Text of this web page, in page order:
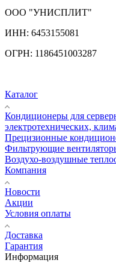
ООО "УНИСПЛИТ"
ИНН: 6453155081
ОГРН: 1186451003287
Каталог
Кондиционеры для
электротехнических,
Прецизионные
Фильтрующие
Воздухо-воздушные
Компания
Новости
Акции
Условия оплаты
Доставка
Гарантия
Информация